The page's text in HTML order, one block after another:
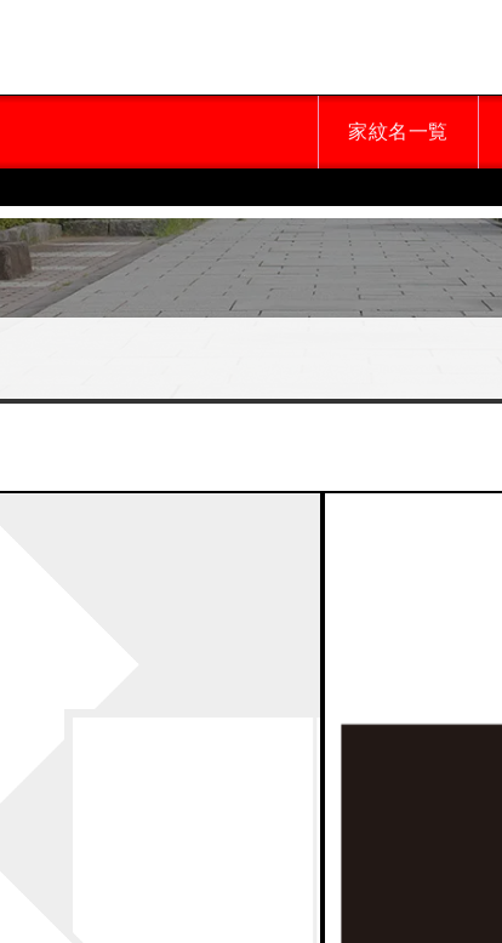
家紋名一覧